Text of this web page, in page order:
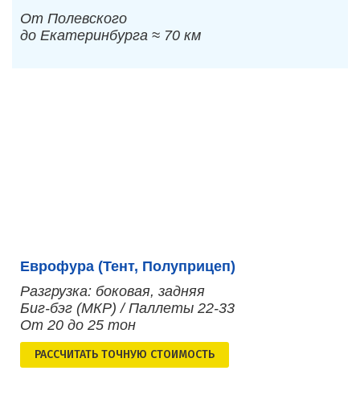
От Полевского
до Екатеринбурга ≈ 70 км
Еврофура (Тент, Полуприцеп)
Разгрузка: боковая, задняя
Биг-бэг (МКР) / Паллеты 22-33
От 20 до 25 тон
РАСCЧИТАТЬ ТОЧНУЮ СТОИМОСТЬ